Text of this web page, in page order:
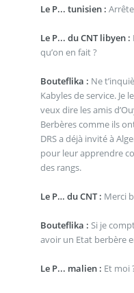
Le P... tunisien :
Le P... du CNT libyen :
qu’on en fait ?
Bouteflika : Ne
Kabyles de service. Je
veux dire les amis
Berbères comme ils
DRS a déjà invité à
pour leur apprendre
des rangs.
Le P… du CNT : Merci
Bouteflika : Si je
avoir un Etat berbère
Le P... malien : Et moi